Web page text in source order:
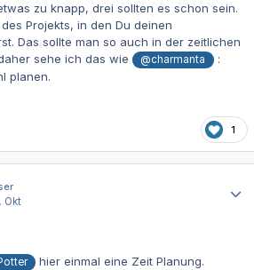
zu knapp, drei sollten es schon sein.
Projekts, in den Du deinen
Das sollte man so auch in der zeitlichen
sehe ich das wie
@charmanta
:
planen.
1
Okt
hier einmal eine Zeit Planung.